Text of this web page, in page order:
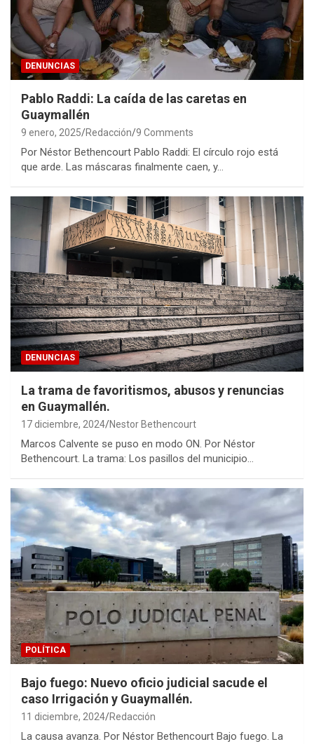
DENUNCIAS
Pablo Raddi: La caída de las caretas en
Guaymallén
9 enero, 2025 Redacción 9 Comments
Por Néstor Bethencourt Pablo Raddi: El círculo rojo está
que arde. Las máscaras finalmente caen, y…
DENUNCIAS
La trama de favoritismos, abusos y renuncias
en Guaymallén.
17 diciembre, 2024 Nestor Bethencourt
Marcos Calvente se puso en modo ON. Por Néstor
Bethencourt. La trama: Los pasillos del municipio…
POLÍTICA
Bajo fuego: Nuevo oficio judicial sacude el
caso Irrigación y Guaymallén.
11 diciembre, 2024 Redacción
La causa avanza. Por Néstor Bethencourt Bajo fuego. La